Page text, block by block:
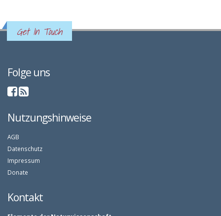
Get In Touch
Folge uns
Nutzungshinweise
AGB
Datenschutz
Impressum
Donate
Kontakt